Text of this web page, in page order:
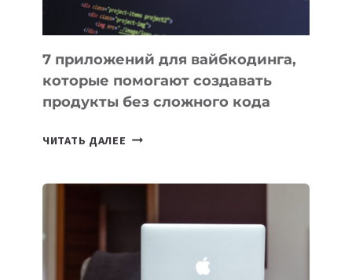
7 приложений для вайбкодинга,
которые помогают создавать
продукты без сложного кода
ЧИТАТЬ ДАЛЕЕ 7
ПОМОГАЮТ
СОЗДАВАТЬ